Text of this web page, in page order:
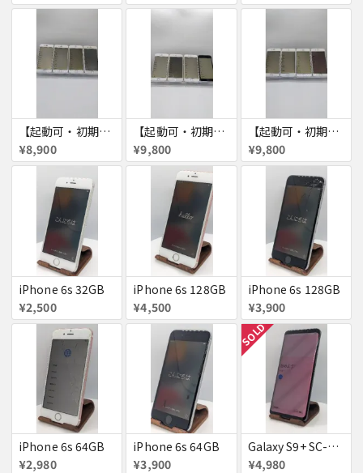
【起動可・初期化済・SIMロック解除済】iPhone6 16GB 4台セット
¥8,900
【起動可・初期化済・SIMロック解除済】iPhone6 64GB 4台セット
¥9,800
【起動可・初期化済・SIMロック解除済】iPhone6 64GB 4台セット
¥9,800
iPhone 6s 32GB
¥2,500
iPhone 6s 128GB
¥4,500
iPhone 6s 128GB
¥3,900
iPhone 6s 64GB
¥2,980
iPhone 6s 64GB
¥3,900
SOLD
Galaxy S9+ SC-03K
¥4,980